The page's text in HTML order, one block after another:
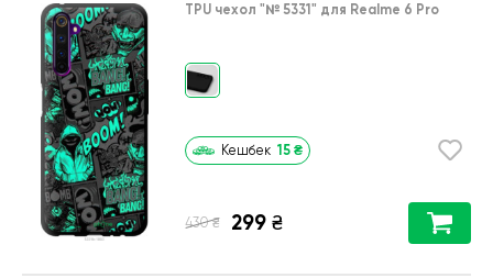
TPU чехол "№ 5331" для Realme 6 Pro
Кешбек 15 ₴
430 ₴ 299 ₴